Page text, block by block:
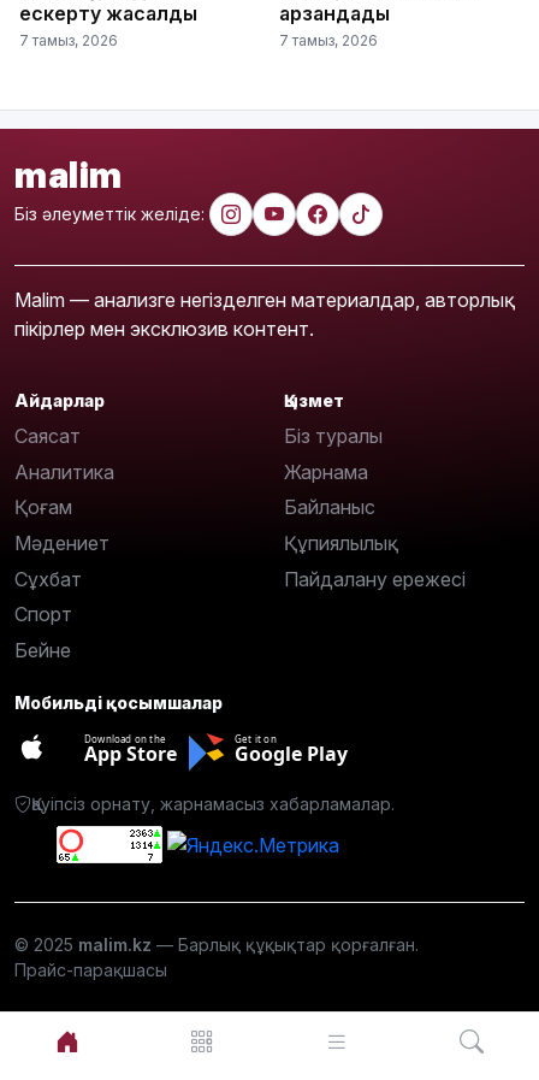
ескерту жасалды
7 тамыз, 2026
арзандады
7 тамыз, 2026
malim
Біз әлеуметтік желіде:
Malim — анализге негізделген материалдар, авторлық
пікірлер мен эксклюзив контент.
Айдарлар
Саясат
Аналитика
Қоғам
Мәдениет
Сұхбат
Спорт
Бейне
Қызмет
Біз туралы
Жарнама
Байланыс
Құпиялылық
Пайдалану ережесі
Мобильді қосымшалар
Download on the
App Store
Get it on
Google Play
Қауіпсіз орнату, жарнамасыз хабарламалар.
© 2025 malim.kz — Барлық құқықтар қорғалған.
Прайс-парақшасы